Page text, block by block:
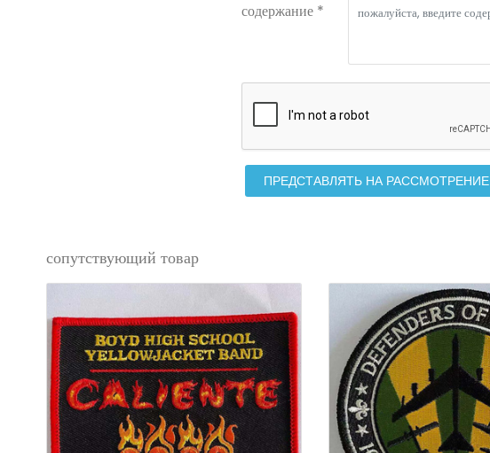
содержание *
ПРЕДСТАВЛЯТЬ НА РАССМОТРЕНИЕ
сопутствующий товар